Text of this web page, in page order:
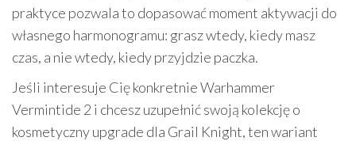
praktyce pozwala to dopasować moment aktywacji do
własnego harmonogramu: grasz wtedy, kiedy masz
czas, a nie wtedy, kiedy przyjdzie paczka.
Jeśli interesuje Cię konkretnie Warhammer
Vermintide 2 i chcesz uzupełnić swoją kolekcję o
kosmetyczny upgrade dla Grail Knight, ten wariant